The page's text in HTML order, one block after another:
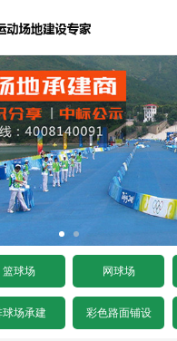
篮球场 网球场
球场承建 彩色路面铺设
首页
塑胶跑道
混合型塑胶跑道
透气型塑胶跑道
预制型塑胶跑道
施工案例
篮球场
硅PU篮球场
EPDM篮球场
室内木地板篮球场
网球场
丙烯酸网球场
硅PU网球场
人造草坪网球场
人造草足球场
工程项目